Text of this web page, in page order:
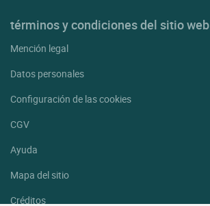
términos y condiciones del sitio web
Mención legal
Datos personales
Configuración de las cookies
CGV
Ayuda
Mapa del sitio
Créditos